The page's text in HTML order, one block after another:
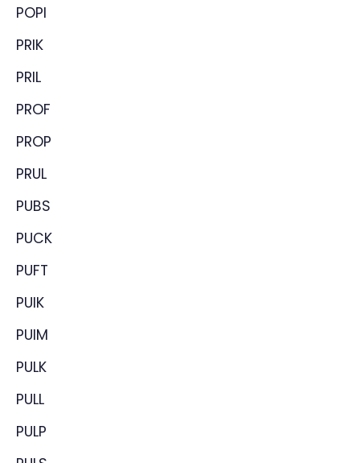
POPI
PRIK
PRIL
PROF
PROP
PRUL
PUBS
PUCK
PUFT
PUIK
PUIM
PULK
PULL
PULP